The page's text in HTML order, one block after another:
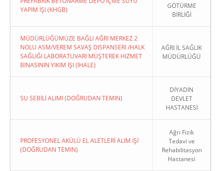
YAPIM İŞI (KHGB)
GÖTÜRME
BİRLİĞİ
MÜDÜRLÜĞÜMÜZE BAĞLI AĞRI MERKEZ 2
NOLU ASM/VEREM SAVAŞ DISPANSERI /HALK
SAĞLIĞI LABORATUVARI MÜŞTEREK HIZMET
BINASININ YIKIM İŞI (İHALE)
AĞRI İL SAĞLIK
MÜDÜRLÜĞÜ
SU SEBİLİ ALIMI (DOĞRUDAN TEMIN)
DİYADİN
DEVLET
HASTANESİ
PROFESYONEL AKÜLÜ EL ALETLERİ ALIM İŞİ
(DOĞRUDAN TEMIN)
Ağrı Fizik
Tedavi ve
Rehabilitasyon
Hastanesi